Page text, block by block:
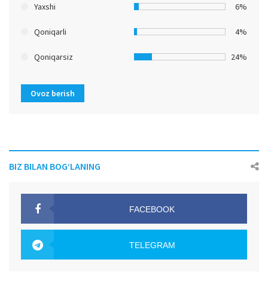
Yaxshi 6%
Qoniqarli 4%
Qoniqarsiz 24%
Ovoz berish
BIZ BILAN BOG‘LANING
FACEBOOK
TELEGRAM